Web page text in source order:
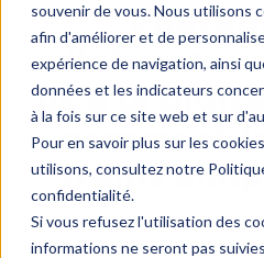
souvenir de vous. Nous utilisons
afin d'améliorer et de
expérience de navigation, ainsi
données et les indicateurs
à la fois sur ce site web et sur
Pour en savoir plus sur les
utilisons, consultez notre
confidentialité.
Si vous refusez l'utilisation des
informations ne seront pas
ils à la
comment
freins
Última actualización el: 21